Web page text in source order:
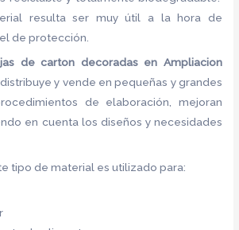
resulta ser muy útil a la hora de
de protección.
de carton decoradas en Ampliacion
y vende en pequeñas y grandes
de elaboración, mejoran
en cuenta los diseños y necesidades
tipo de material es utilizado para: